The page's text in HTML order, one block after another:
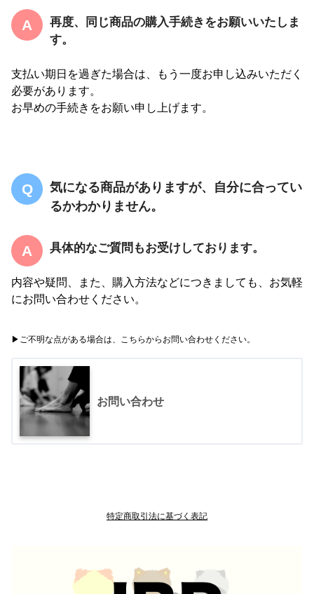
再度、同じ商品の購入手続きをお願いいたしま
す。
支払い期日を過ぎた場合は、もう一度お申し込みいただく
必要があります。
お早めの手続きをお願い申し上げます。
気になる商品がありますが、自分に合ってい
るかわかりません。
具体的なご質問もお受けしております。
内容や疑問、また、購入方法などにつきましても、お気軽
にお問い合わせください。
▶︎ご不明な点がある場合は、こちらからお問い合わせください。
お問い合わせ
特定商取引法に基づく表記